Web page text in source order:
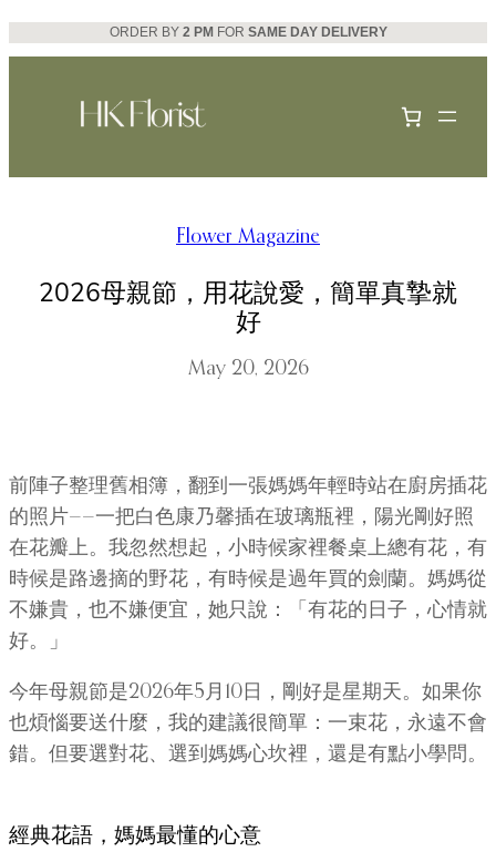
Skip
to
ORDER BY 2 PM FOR SAME DAY DELIVERY
Flower Magazine
2026母親節，用花說愛，簡單真摯就
好
May 20, 2026
前陣子整理舊相簿，翻到一張媽媽年輕時站在廚房插花
的照片——一把白色康乃馨插在玻璃瓶裡，陽光剛好照
在花瓣上。我忽然想起，小時候家裡餐桌上總有花，有
時候是路邊摘的野花，有時候是過年買的劍蘭。媽媽從
不嫌貴，也不嫌便宜，她只說：「有花的日子，心情就
好。」
今年母親節是2026年5月10日，剛好是星期天。如果你
也煩惱要送什麼，我的建議很簡單：一束花，永遠不會
錯。但要選對花、選到媽媽心坎裡，還是有點小學問。
經典花語，媽媽最懂的心意